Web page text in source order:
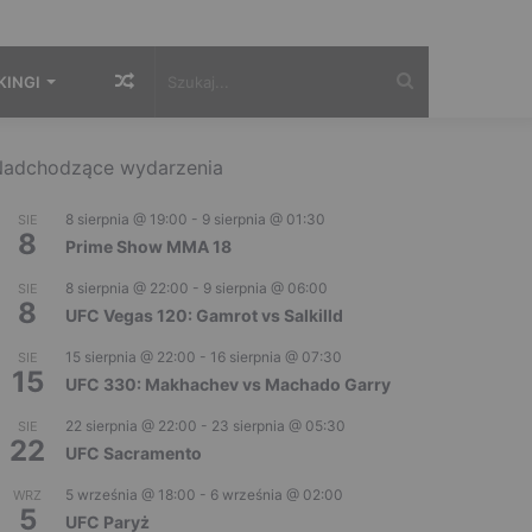
Losowy
wydarzenia
SIE
8
8 sierpnia @ 19:00 - 9 sierpnia @ 01:30
Prime Show MMA 18
SIE
8
8 sierpnia @ 22:00 - 9 sierpnia @ 06:00
UFC Vegas 120: Gamrot vs Salkilld
SIE
15
15 sierpnia @ 22:00 - 16 sierpnia @ 07:30
UFC 330: Makhachev vs Machado Garry
SIE
22
22 sierpnia @ 22:00 - 23 sierpnia @ 05:30
UFC Sacramento
WRZ
5
5 września @ 18:00 - 6 września @ 02:00
UFC Paryż